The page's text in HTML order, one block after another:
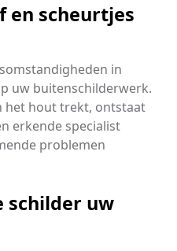
en scheurtjes
in
uw buitenschilderwerk.
het hout trekt, ontstaat
erkende specialist
problemen
schilder uw